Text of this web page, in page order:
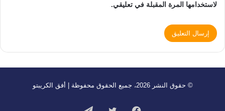
لاستخدامها المرة المقبلة في تعليقي.
© حقوق النشر 2026، جميع الحقوق محفوظة | أفق الكريبتو